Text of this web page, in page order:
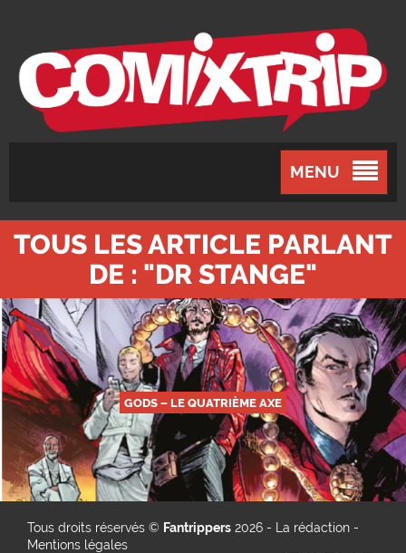
MENU
TOUS LES ARTICLE PARLANT
DE : "DR STANGE"
GODS – LE QUATRIÈME AXE
Tous droits réservés © Fantrippers 2026 - La rédaction -
Mentions légales